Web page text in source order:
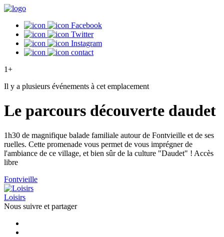
Facebook
Twitter
Instagram
contact
1+
Il y a plusieurs événements à cet emplacement
Le parcours découverte daudet
1h30 de magnifique balade familiale autour de Fontvieille et de ses
ruelles. Cette promenade vous permet de vous imprégner de
l'ambiance de ce village, et bien sûr de la culture "Daudet" ! Accès
libre
Fontvieille
Loisirs
Nous suivre et partager